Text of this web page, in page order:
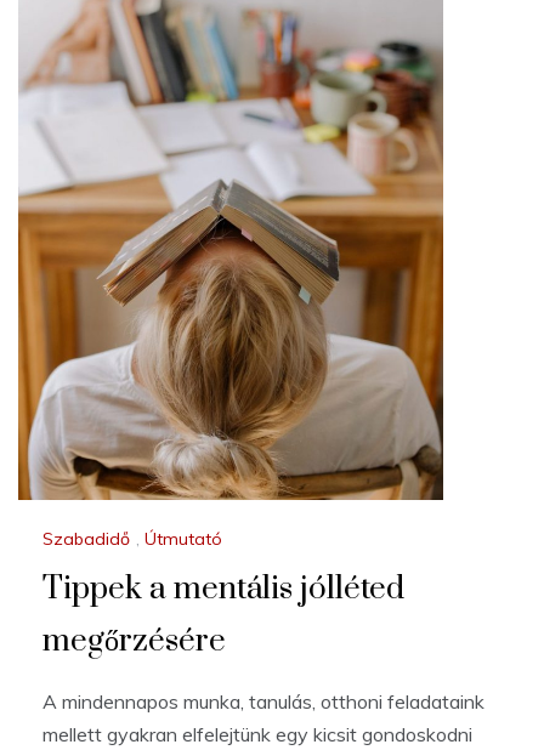
Szabadidő , Útmutató
Tippek a mentális jólléted
megőrzésére
A mindennapos munka, tanulás, otthoni feladataink
mellett gyakran elfelejtünk egy kicsit gondoskodni